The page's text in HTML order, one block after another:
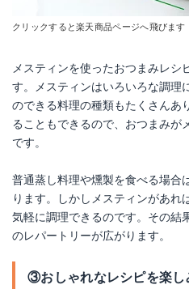
クリックすると楽天商品ページへ飛びます
メスティンを使ったおつまみレシ
す。メスティンはいろいろな調理
のできる料理の種類もたくさんあ
ることもできるので、おつまみが
です。
普通蒸し料理や燻製を食べる場合
ります。しかしメスティンがあれ
気軽に調理できるのです。その結
のレパートリーが広がります。
③おしゃれなレシピを楽し